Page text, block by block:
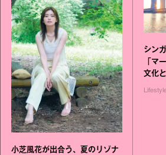
小芝風花が出合う、夏のリゾナ
シン
「マ
文化
す旅